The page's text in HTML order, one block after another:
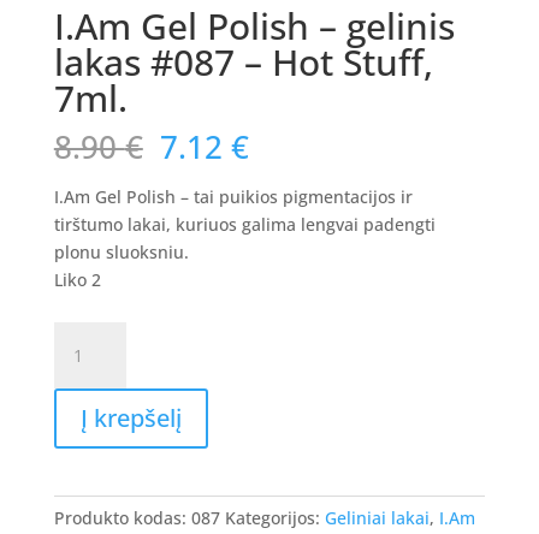
I.Am Gel Polish – gelinis
lakas #087 – Hot Stuff,
7ml.
8.90€ Original
price
was:
8.90 €.
7.12 €Current
price
is:
7.12 €.
I.Am Gel Polish – tai puikios pigmentacijos ir
tirštumo lakai, kuriuos galima lengvai padengti
plonu sluoksniu.
Liko 2
kiekis:
I.Am
Polish
gelinis
lakas
Į krepšelį
Produkto kodas: 087 Kategorijos: Geliniai lakai, I.Am